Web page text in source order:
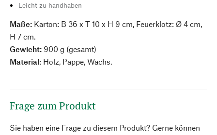
Leicht zu handhaben
Maße: Karton: B 36 x T 10 x H 9 cm, Feuerklotz: Ø 4 cm,
H 7 cm.
Gewicht: 900 g (gesamt)
Material: Holz, Pappe, Wachs.
Frage zum Produkt
Sie haben eine Frage zu diesem Produkt? Gerne können